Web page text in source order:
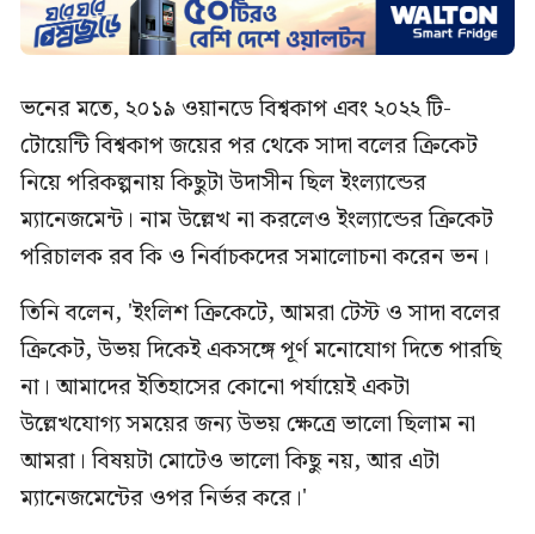
ভনের মতে, ২০১৯ ওয়ানডে বিশ্বকাপ এবং ২০২২ টি-
টোয়েন্টি বিশ্বকাপ জয়ের পর থেকে সাদা বলের ক্রিকেট
নিয়ে পরিকল্পনায় কিছুটা উদাসীন ছিল ইংল্যান্ডের
ম্যানেজমেন্ট। নাম উল্লেখ না করলেও ইংল্যান্ডের ক্রিকেট
পরিচালক রব কি ও নির্বাচকদের সমালোচনা করেন ভন।
তিনি বলেন, 'ইংলিশ ক্রিকেটে, আমরা টেস্ট ও সাদা বলের
ক্রিকেট, উভয় দিকেই একসঙ্গে পূর্ণ মনোযোগ দিতে পারছি
না। আমাদের ইতিহাসের কোনো পর্যায়েই একটা
উল্লেখযোগ্য সময়ের জন্য উভয় ক্ষেত্রে ভালো ছিলাম না
আমরা। বিষয়টা মোটেও ভালো কিছু নয়, আর এটা
ম্যানেজমেন্টের ওপর নির্ভর করে।'